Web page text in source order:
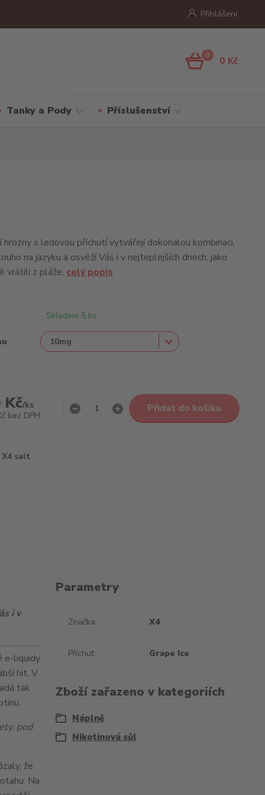
Přihlášení
0 0 Kč
Tanky a Pody Příslušenství
hrozny s ledovou příchutí vytvářejí dokonalou kombinaci,
na jazyku a osvěží Vás i v nejteplejších dnech, jako
vrátili z pláže. celý popis
Skladem 5 ks
Kč/ks
bez DPH
Přidat do košíku
X4 salt
i v
e-liquidy
hit. V
tak
pod
že
Na
Parametry
Značka X4
Příchuť Grape Ice
Zboží zařazeno v kategoriích
Náplně
Nikotinová sůl